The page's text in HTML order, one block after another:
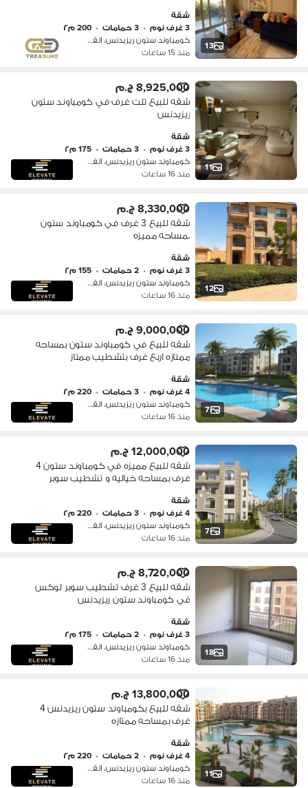
13
شقة
3 غرف نوم
• 3 حمامات • 200 م٢
كومباوند ستون ريزيدنس، القطامية
منذ 15 ساعات
11
8,925,000 ج.م
شقه للبيع تلت غرف في كومباوند ستون
ريزيدنس
شقة
3 غرف نوم
• 3 حمامات • 175 م٢
كومباوند ستون ريزيدنس، القطامية
منذ 16 ساعات
12
8,330,000 ج.م
شقه للبيع 3 غرف في كومباوند ستون
بمساحه مميزه
شقة
3 غرف نوم
• 2 حمامات • 155 م٢
كومباوند ستون ريزيدنس، القطامية
منذ 16 ساعات
7
9,000,000 ج.م
شقه للبيع في كومباوند ستون بمساحه
ممتازه اربع غرف بتشطيب ممتاز
شقة
4 غرف نوم
• 3 حمامات • 220 م٢
كومباوند ستون ريزيدنس، القطامية
منذ 16 ساعات
7
12,000,000 ج.م
شقه للبيع مميزه في كومباوند ستون 4
غرف بمساحه خياليه و تشطيب سوبر
شقة
4 غرف نوم
• 3 حمامات • 220 م٢
كومباوند ستون ريزيدنس، القطامية
منذ 16 ساعات
18
8,720,000 ج.م
شقه للبيع 3 غرف تشطيب سوبر لوكس
في كومباوند ستون ريزيدنس
شقة
3 غرف نوم
• 2 حمامات • 175 م٢
كومباوند ستون ريزيدنس، القطامية
منذ 16 ساعات
11
13,800,000 ج.م
شقه للبيع بكومباوند ستون ريزيدنس 4
غرف بمساحه ممتازه
شقة
4 غرف نوم
• 2 حمامات • 220 م٢
كومباوند ستون ريزيدنس، القطامية
منذ 16 ساعات